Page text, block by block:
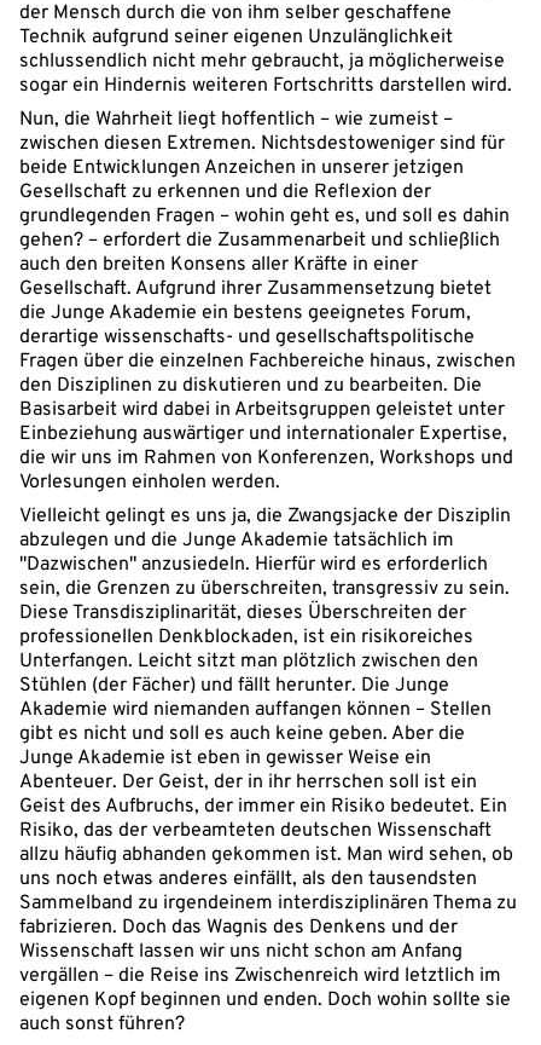
der Mensch durch die von ihm selber geschaffene
Technik aufgrund seiner eigenen Unzulänglichkeit
schlussendlich nicht mehr gebraucht, ja möglicherweise
sogar ein Hindernis weiteren Fortschritts darstellen wird.
Nun, die Wahrheit liegt hoffentlich – wie zumeist –
zwischen diesen Extremen. Nichtsdestoweniger sind für
beide Entwicklungen Anzeichen in unserer jetzigen
Gesellschaft zu erkennen und die Reflexion der
grundlegenden Fragen – wohin geht es, und soll es dahin
gehen? – erfordert die Zusammenarbeit und schließlich
auch den breiten Konsens aller Kräfte in einer
Gesellschaft. Aufgrund ihrer Zusammensetzung bietet
die Junge Akademie ein bestens geeignetes Forum,
derartige wissenschafts- und gesellschaftspolitische
Fragen über die einzelnen Fachbereiche hinaus, zwischen
den Disziplinen zu diskutieren und zu bearbeiten. Die
Basisarbeit wird dabei in Arbeitsgruppen geleistet unter
Einbeziehung auswärtiger und internationaler Expertise,
die wir uns im Rahmen von Konferenzen, Workshops und
Vorlesungen einholen werden.
Vielleicht gelingt es uns ja, die Zwangsjacke der Disziplin
abzulegen und die Junge Akademie tatsächlich im
"Dazwischen" anzusiedeln. Hierfür wird es erforderlich
sein, die Grenzen zu überschreiten, transgressiv zu sein.
Diese Transdisziplinarität, dieses Überschreiten der
professionellen Denkblockaden, ist ein risikoreiches
Unterfangen. Leicht sitzt man plötzlich zwischen den
Stühlen (der Fächer) und fällt herunter. Die Junge
Akademie wird niemanden auffangen können – Stellen
gibt es nicht und soll es auch keine geben. Aber die
Junge Akademie ist eben in gewisser Weise ein
Abenteuer. Der Geist, der in ihr herrschen soll ist ein
Geist des Aufbruchs, der immer ein Risiko bedeutet. Ein
Risiko, das der verbeamteten deutschen Wissenschaft
allzu häufig abhanden gekommen ist. Man wird sehen, ob
uns noch etwas anderes einfällt, als den tausendsten
Sammelband zu irgendeinem interdisziplinären Thema zu
fabrizieren. Doch das Wagnis des Denkens und der
Wissenschaft lassen wir uns nicht schon am Anfang
vergällen – die Reise ins Zwischenreich wird letztlich im
eigenen Kopf beginnen und enden. Doch wohin sollte sie
auch sonst führen?